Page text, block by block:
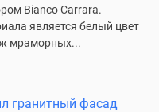
Bianco Carrara.
является белый цвет
мраморных...
гранитный фасад